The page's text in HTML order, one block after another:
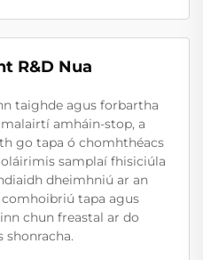
R&D Nua
taighde agus forbartha
amháin-stop, a
go tapa ó chomhthéacs
samplaí fhisiciúla
dheimhniú ar an
tapa agus
chun freastal ar do
shonracha.